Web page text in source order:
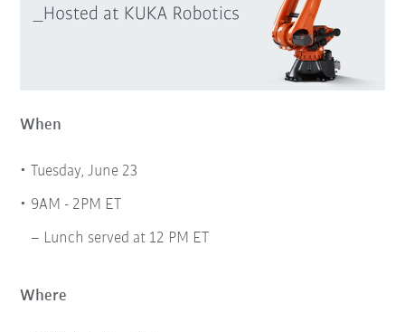
When
Tuesday, June 23
9AM - 2PM ET
Lunch served at 12 PM ET
Where